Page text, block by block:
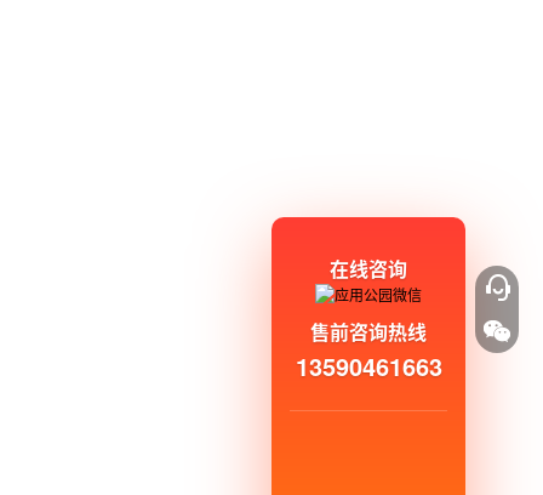
在线咨询
售前咨询热线
13590461663